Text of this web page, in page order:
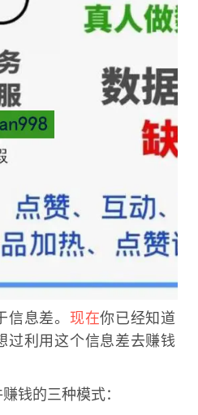
息差。 现在你已经知道
过利用这个信息差去赚钱
钱的三种模式：